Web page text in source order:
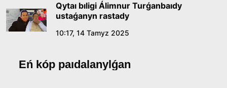
18:16, 20 Shilde 2026
jetistikteri men damý baǵyty
Qytaı bıligi Álimnur Turǵanbaıdy
ustaǵanyn rastady
10:17, 14 Tamyz 2025
Eń kóp paıdalanylǵan